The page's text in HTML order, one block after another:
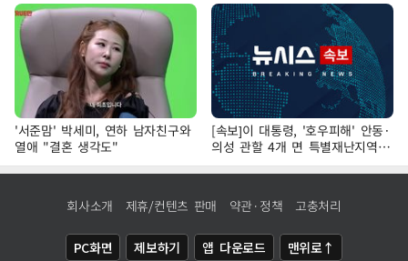
'서준맘' 박세미, 연하 남자친구와
열애 "결혼 생각도"
[속보]이 대통령, '호우피해' 안동·
의성 관할 4개 면 특별재난지역
선포
회사소개 제휴/컨텐츠 판매 약관·정책 고충처리
PC화면 제보하기 앱 다운로드 맨위로↑